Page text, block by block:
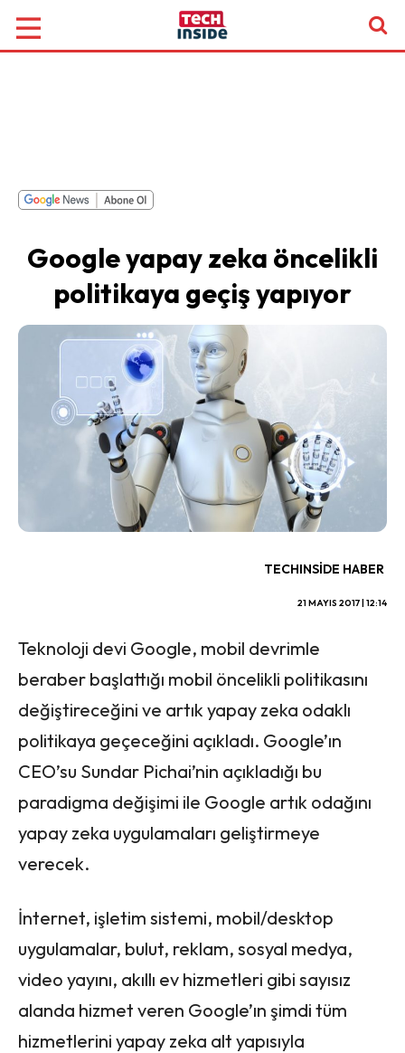
Google yapay zeka öncelikli
politikaya geçiş yapıyor
TECHINSIDE HABER
21 MAYIS 2017 | 12:14
Teknoloji devi Google, mobil devrimle
beraber başlattığı mobil öncelikli politikasını
değiştireceğini ve artık yapay zeka odaklı
politikaya geçeceğini açıkladı. Google’ın
CEO’su Sundar Pichai’nin açıkladığı bu
paradigma değişimi ile Google artık odağını
yapay zeka uygulamaları geliştirmeye
verecek.
İnternet, işletim sistemi, mobil/desktop
uygulamalar, bulut, reklam, sosyal medya,
video yayını, akıllı ev hizmetleri gibi sayısız
alanda hizmet veren Google’ın şimdi tüm
hizmetlerini yapay zeka alt yapısıyla